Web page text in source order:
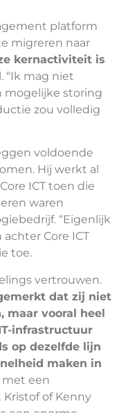
platform
migreren naar
kernactiviteit is
“Ik mag niet
mogelijke storing
zou volledig
voldoende
Hij werkt al
ICT toen die
waren
“Eigenlijk
Core ICT
toe.
vertrouwen.
dat zij niet
maar vooral heel
infrastructuur
op dezelfde lijn
maken in
met een
of Kenny